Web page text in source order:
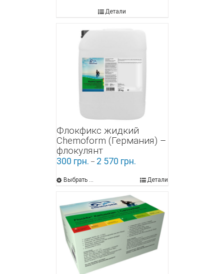
Детали
Флокфикс жидкий
Chemoform (Германия) –
флокулянт
300 грн. – 2 570 грн.
Выбрать ... Детали